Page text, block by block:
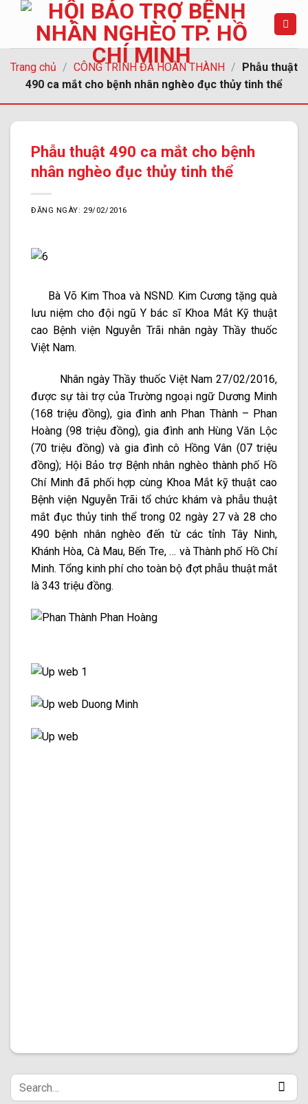
Chuyển
dung
Trang chủ / CÔNG TRÌNH ĐÃ HOÀN THÀNH / Phẫu thuật
490 ca mắt cho bệnh nhân nghèo đục thủy tinh thể
Phẫu thuật 490 ca mắt cho bệnh
nhân nghèo đục thủy tinh thể
ĐĂNG NGÀY: 29/02/2016
Bà Võ Kim Thoa và NSND. Kim Cương tặng quà
lưu niệm cho đội ngũ Y bác sĩ Khoa Mắt Kỹ thuật
cao Bệnh viện Nguyễn Trãi nhân ngày Thầy thuốc
Việt Nam.
Nhân ngày Thầy thuốc Việt Nam 27/02/2016,
được sự tài trợ của Trường ngoại ngữ Dương Minh
(168 triệu đồng), gia đình anh Phan Thành – Phan
Hoàng (98 triệu đồng), gia đình anh Hùng Văn Lộc
(70 triệu đồng) và gia đình cô Hồng Vân (07 triệu
đồng); Hội Bảo trợ Bệnh nhân nghèo thành phố Hồ
Chí Minh đã phối hợp cùng Khoa Mắt kỹ thuật cao
Bệnh viện Nguyễn Trãi tổ chức khám và phẫu thuật
mắt đục thủy tinh thể trong 02 ngày 27 và 28 cho
490 bệnh nhân nghèo đến từ các tỉnh Tây Ninh,
Khánh Hòa, Cà Mau, Bến Tre, … và Thành phố Hồ Chí
Minh. Tổng kinh phí cho toàn bộ đợt phẫu thuật mắt
là 343 triệu đồng.